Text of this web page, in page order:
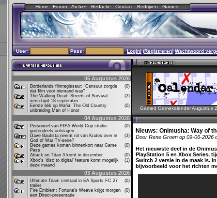
Home Forum Archief Redactie Contact Bedrijven Games
User: Pass: Login!(Registreren)Wachtwoord
05 Augustus 2026
Borderlands filmregisseur: "Censuur zorgde
dat film voor niemand was"
(0)
The Walking Dead: Streets of Survival
verschijnt 18 september
(2)
Eerste blik op Mafia: The Old Country
uitbreiding Man of Honor
(0)
04 Augustus 2026
Personeel van FIFA World Cup studio
grotendeels ontslagen
(0)
Dave Bautista neemt rol van Kratos over in
God of War TV-serie?
(3)
Deze games komen binnenkort naar Game
Pass
(0)
Attack on Titan 3 komt in december
(0)
Xbox’s ‘disc to digital’ feature komt mogelijk
deze maand
(1)
03 Augustus 2026
Ultimate Team centraal in EA Sports FC 27
trailer
(0)
Fire Emblem: Fortune's Weave krijgt morgen
een Direct-presentatie
(0)
Gamed Gamekalender Augustus
Nieuws: Onimusha: Way of
Door Rene Groen op 09-06-2026
Het nieuwste deel in de
PlayStation 5 en Xbox Series,
Switch 2 versie in de maak is.
bijvoorbeeld voor het richten